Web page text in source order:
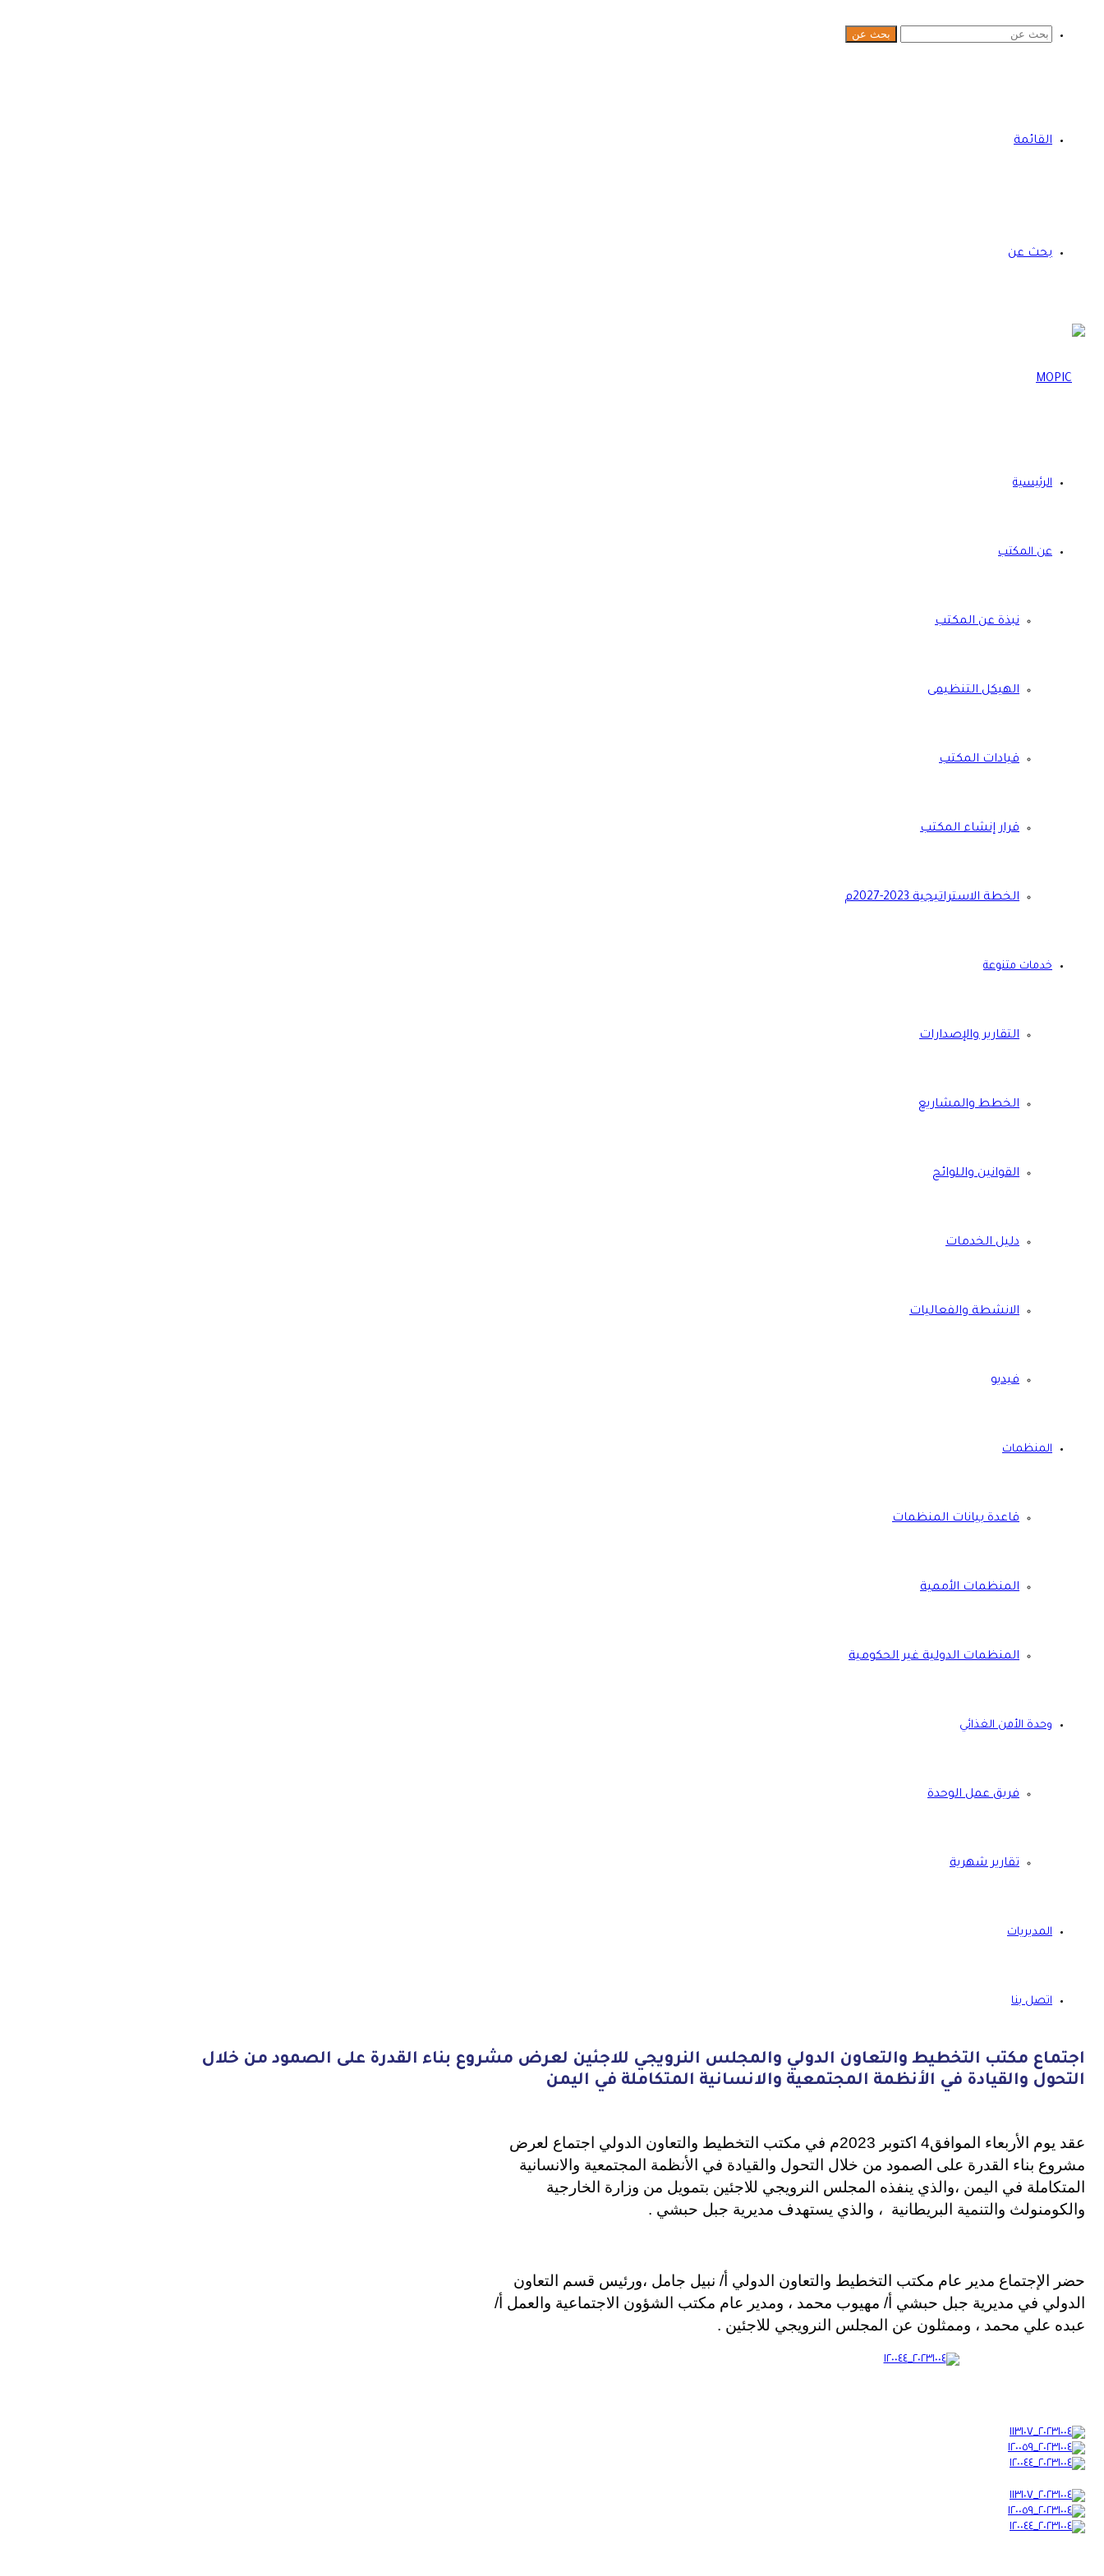
بحث عن
القائمة
بحث عن
الرئيسية
عن المكتب
نبذة عن المكتب
الهيكل التنظيمى
قيادات المكتب
قرار إنشاء المكتب
الخطة الاستراتيجية 2023-2027م
خدمات متنوعة
التقارير والإصدارات
الخطط والمشاريع
القوانين واللوائح
دليل الخدمات
الانشطة والفعاليات
فيديو
المنظمات
قاعدة بيانات المنظمات
المنظمات الأممية
المنظمات الدولية غير الحكومية
وحدة الأمن الغذائي
فريق عمل الوحدة
تقارير شهرية
المديريات
اتصل بنا
اجتماع مكتب التخطيط والتعاون الدولي والمجلس النرويجي للاجئين لعرض مشروع بناء القدرة على الصمود من خلال
التحول والقيادة في الأنظمة المجتمعية والانسانية المتكاملة في اليمن
عقد يوم الأربعاء الموافق4 اكتوبر 2023م في مكتب التخطيط والتعاون الدولي اجتماع لعرض
مشروع بناء القدرة على الصمود من خلال التحول والقيادة في الأنظمة المجتمعية والانسانية
المتكاملة في اليمن ،والذي ينفذه المجلس النرويجي للاجئين بتمويل من وزارة الخارجية
والكومنولث والتنمية البريطانية ، والذي يستهدف مديرية جبل حبشي .
حضر الإجتماع مدير عام مكتب التخطيط والتعاون الدولي أ/ نبيل جامل ،ورئيس قسم التعاون
الدولي في مديرية جبل حبشي أ/ مهيوب محمد ، ومدير عام مكتب الشؤون الاجتماعية والعمل أ/
عبده علي محمد ، وممثلون عن المجلس النرويجي للاجئين .